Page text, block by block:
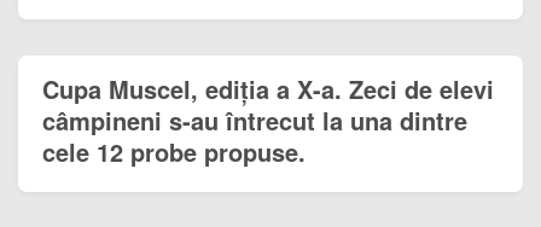
Cupa Muscel, ediția a X-a. Zeci de elevi
câmpineni s-au întrecut la una dintre
cele 12 probe propuse.